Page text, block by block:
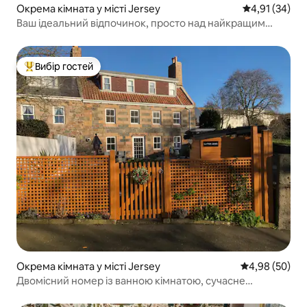
Окрема кімната у місті Jersey Середня
4,91 (34)
Ваш ідеальний відпочинок, просто над найкращим
Топ вибір гостей
Вибір гостей
Окрема кімната у місті Jersey Середня
4,98 (50)
Двомісний номер із ванною кімнатою, сучасне